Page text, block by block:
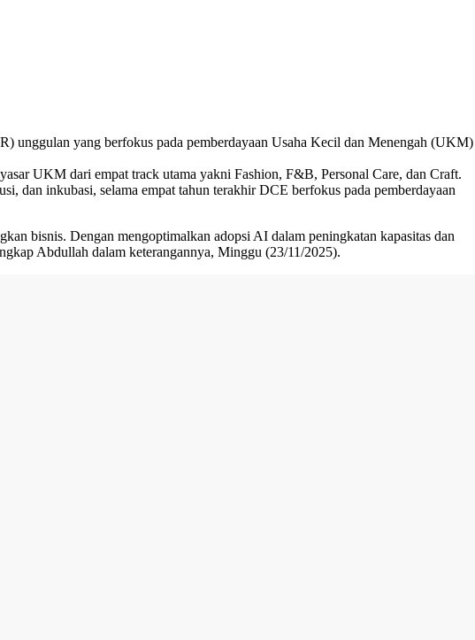
unggulan yang berfokus pada pemberdayaan Usaha Kecil dan Menengah (UKM)
UKM dari empat track utama yakni Fashion, F&B, Personal Care, dan Craft.
dan inkubasi, selama empat tahun terakhir DCE berfokus pada pemberdayaan
bisnis. Dengan mengoptimalkan adopsi AI dalam peningkatan kapasitas dan
Abdullah dalam keterangannya, Minggu (23/11/2025).